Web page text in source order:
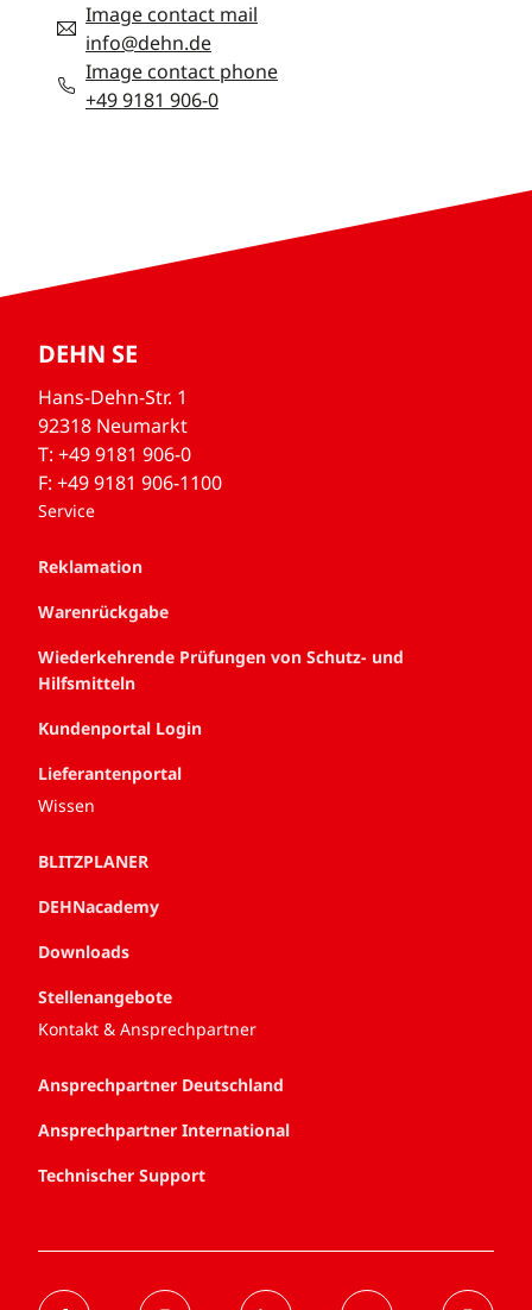
Image contact mail
info@dehn.de
Image contact phone
+49 9181 906-0
DEHN SE
Hans-Dehn-Str. 1
92318 Neumarkt
T: +49 9181 906-0
F: +49 9181 906-1100
Service
Reklamation
Warenrückgabe
Wiederkehrende Prüfungen von Schutz- und
Hilfsmitteln
Kundenportal Login
Lieferantenportal
Wissen
BLITZPLANER
DEHNacademy
Downloads
Stellenangebote
Kontakt & Ansprechpartner
Ansprechpartner Deutschland
Ansprechpartner International
Technischer Support